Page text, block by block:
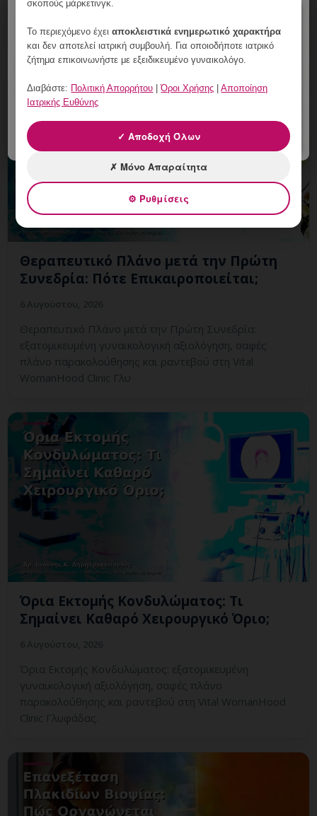
εξατομικευμένη γυναικολογική αξιολόγηση, σαφές
WomanHood Clinic
Θεραπευτικό Πλάνο μετά την Πρώτη
Συνεδρία: Πότε Επικαιροποιείται;
Θεραπευτικό Πλάνο μετά την Πρώτη Συνεδρία:
εξατομικευμένη γυναικολογική αξιολόγηση, σαφές
πλάνο παρακολούθησης και ραντεβού στη Vital
WomanHood Clinic Γλυ
Όρια Εκτομής Κονδυλώματος: Τι
Σημαίνει Καθαρό Χειρουργικό Όριο;
Όρια Εκτομής Κονδυλώματος: εξατομικευμένη
γυναικολογική αξιολόγηση, σαφές πλάνο
παρακολούθησης και ραντεβού στη Vital WomanHood
Clinic Γλυφάδας.
σκοπούς μάρκετινγκ.
Το περιεχόμενο έχειαποκλειστικά ενημερωτικό χαρακτήρα
και δεν αποτελεί ιατρική συμβουλή. Για οποιοδήποτε ιατρικό
ζήτημα επικοινωνήστε με εξειδικευμένο γυναικολόγο.
Διαβάστε: Πολιτική Απορρήτου |Όροι Χρήσης |Αποποίηση
Ιατρικής Ευθύνης
✓ Αποδοχή Όλων
✗ Μόνο Απαραίτητα
⚙ Ρυθμίσεις